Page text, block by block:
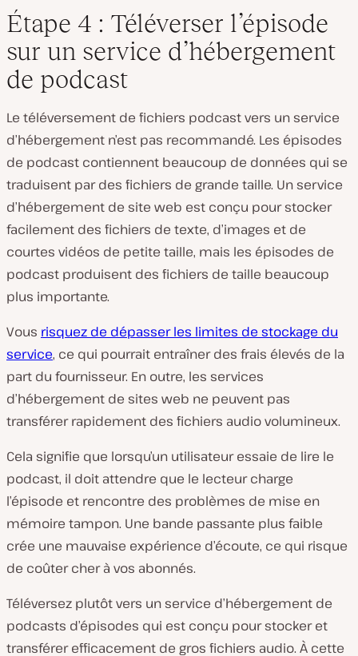
Étape 4 : Téléverser l’épisode
sur un service d’hébergement
de podcast
Le téléversement de fichiers podcast vers un service
d’hébergement n’est pas recommandé. Les épisodes
de podcast contiennent beaucoup de données qui se
traduisent par des fichiers de grande taille. Un service
d’hébergement de site web est conçu pour stocker
facilement des fichiers de texte, d’images et de
courtes vidéos de petite taille, mais les épisodes de
podcast produisent des fichiers de taille beaucoup
plus importante.
Vous risquez de dépasser les limites de stockage du
service, ce qui pourrait entraîner des frais élevés de la
part du fournisseur. En outre, les services
d’hébergement de sites web ne peuvent pas
transférer rapidement des fichiers audio volumineux.
Cela signifie que lorsqu’un utilisateur essaie de lire le
podcast, il doit attendre que le lecteur charge
l’épisode et rencontre des problèmes de mise en
mémoire tampon. Une bande passante plus faible
crée une mauvaise expérience d’écoute, ce qui risque
de coûter cher à vos abonnés.
Téléversez plutôt vers un service d’hébergement de
podcasts d’épisodes qui est conçu pour stocker et
transférer efficacement de gros fichiers audio. À cette